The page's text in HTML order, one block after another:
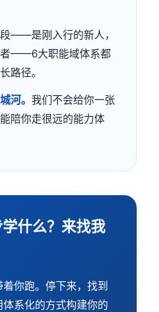
——是刚入行的新人，
者——6大职能域体系都
路径。
河。我们不会给你一张
陪你走很远的能力体
什么？来找我
你跑。停下来，找到
系化的方式构建你的